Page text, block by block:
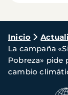
Ruta
de
Inicio
La campaña
Pobreza» pide
cambio